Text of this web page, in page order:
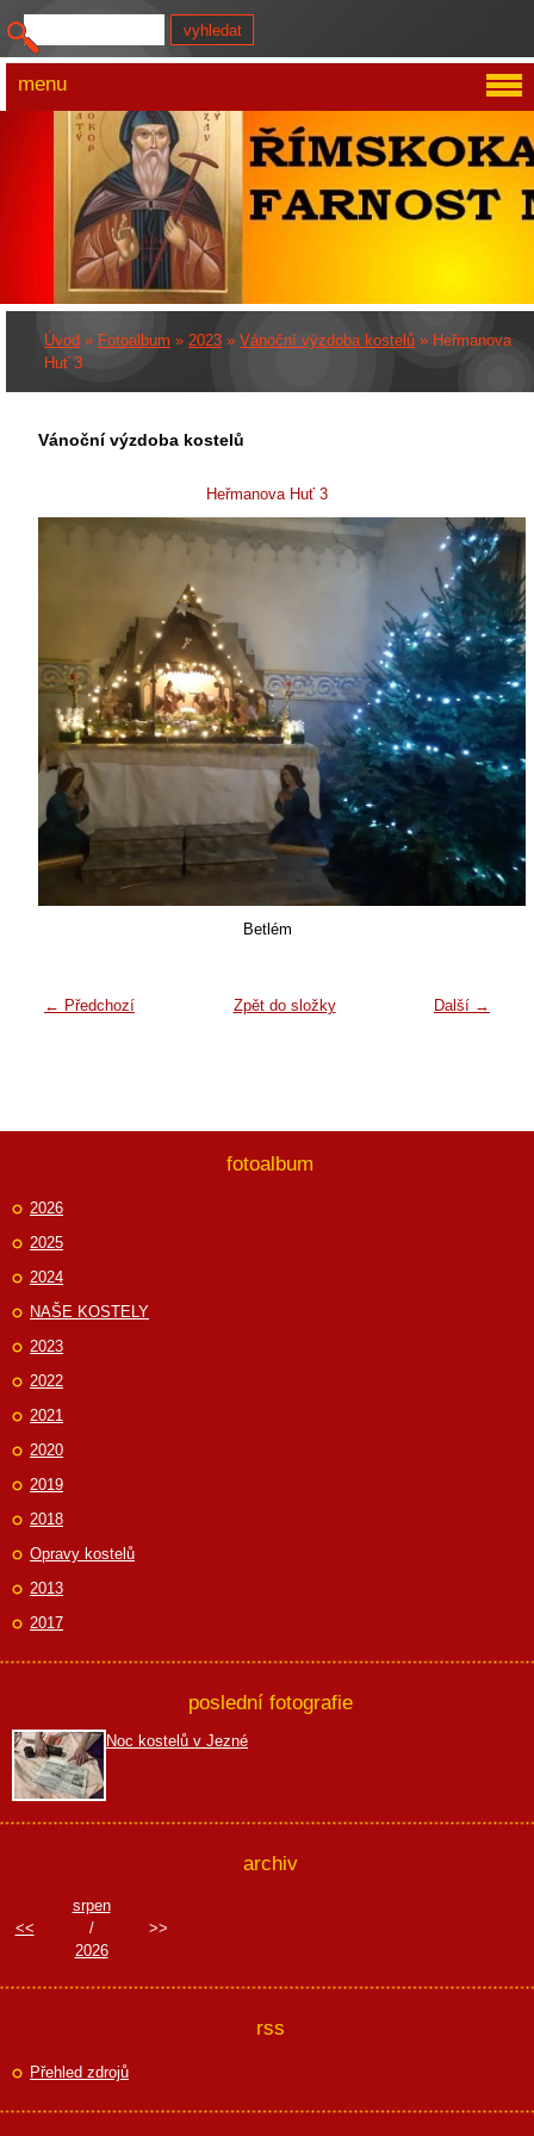
Úvod » Fotoalbum » 2023 » Vánoční výzdoba kostelů » Heřmanova
Huť 3
Vánoční výzdoba kostelů
Heřmanova Huť 3
Betlém
← Předchozí Další →
Zpět do složky
menu
fotoalbum
2026
2025
2024
NAŠE KOSTELY
2023
2022
2021
2020
2019
2018
Opravy kostelů
2013
2017
poslední fotografie
Noc kostelů v Jezné
archiv
<<
srpen
/
2026
>>
rss
Přehled zdrojů